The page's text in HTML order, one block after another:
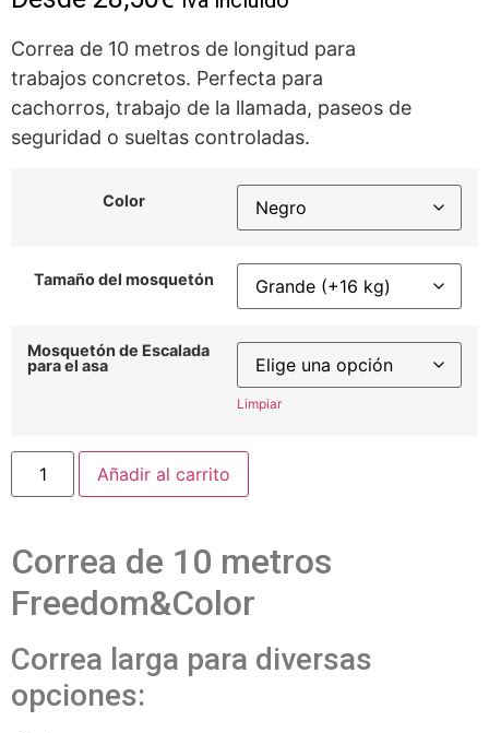
Correa de 10 metros de longitud para
trabajos concretos. Perfecta para
cachorros, trabajo de la llamada, paseos de
seguridad o sueltas controladas.
Color
Tamaño del mosquetón
Mosquetón de Escalada
para el asa
Limpiar
Añadir al carrito
Correa de 10 metros
Freedom&Color
Correa larga para diversas
opciones: